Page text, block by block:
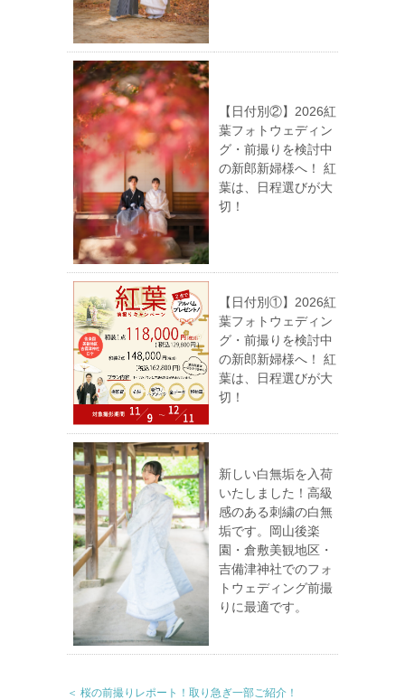
【日付別②】2026紅
葉フォトウェディン
グ・前撮りを検討中
の新郎新婦様へ！ 紅
葉は、日程選びが大
切！
【日付別①】2026紅
葉フォトウェディン
グ・前撮りを検討中
の新郎新婦様へ！ 紅
葉は、日程選びが大
切！
新しい白無垢を入荷
いたしました！高級
感のある刺繍の白無
垢です。岡山後楽
園・倉敷美観地区・
吉備津神社でのフォ
トウェディング前撮
りに最適です。
＜ 桜の前撮りレポート！取り急ぎ一部ご紹介！